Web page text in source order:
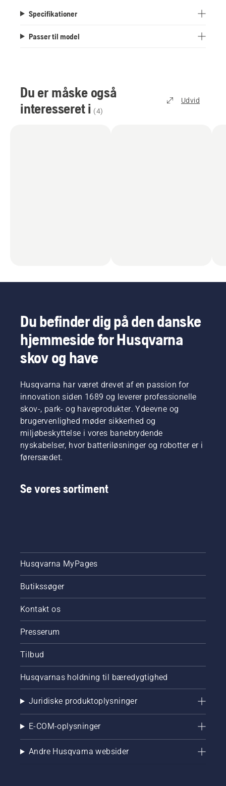
Specifikationer
Passer til model
Du er måske også
interesseret i (4)
Udvid
Du befinder dig på den danske
hjemmeside for Husqvarna
skov og have
Husqvarna har været drevet af en passion for
innovation siden 1689 og leverer professionelle
skov-, park- og haveprodukter. Ydeevne og
brugervenlighed møder sikkerhed og
miljøbeskyttelse i vores banebrydende
nyskabelser, hvor batteriløsninger og robotter er i
førersædet.
Se vores sortiment
Husqvarna MyPages
Butikssøger
Kontakt os
Presserum
Tilbud
Husqvarnas holdning til bæredygtighed
Juridiske produktoplysninger
E-COM-oplysninger
Andre Husqvarna websider